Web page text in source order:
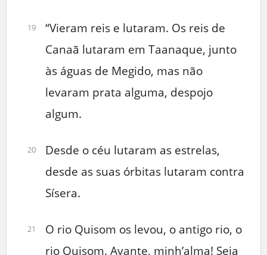
19
“Vieram reis e lutaram. Os reis de
Canaã lutaram em Taanaque, junto
às águas de Megido, mas não
levaram prata alguma, despojo
algum.
20
Desde o céu lutaram as estrelas,
desde as suas órbitas lutaram contra
Sísera.
21
O rio Quisom os levou, o antigo rio, o
rio Quisom. Avante, minh’alma! Seja